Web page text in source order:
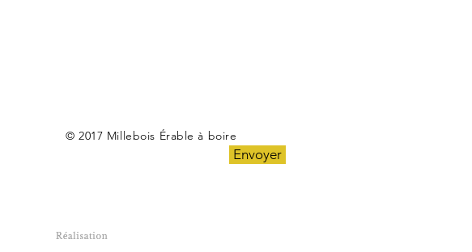
© 2017 Millebois Érable à boire
Envoyer